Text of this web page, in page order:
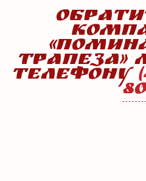
ТРАПЕЗА»
ТЕЛЕФОНУ
80